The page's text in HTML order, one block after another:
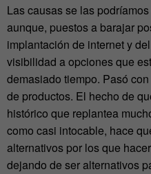
Las causas se las
aunque, puestos a barajar
implantación de internet y
visibilidad a opciones que
demasiado tiempo. Pasó
de productos. El hecho de
histórico que replantea
como casi intocable, hace
alternativos por los que
dejando de ser alternativos